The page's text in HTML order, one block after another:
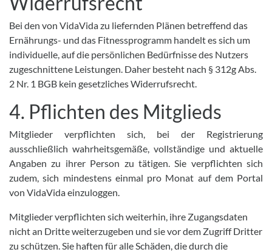
Bei den von VidaVida zu liefernden Plänen betreffend das
Ernährungs- und das Fitnessprogramm handelt es sich um
individuelle, auf die persönlichen Bedürfnisse des Nutzers
zugeschnittene Leistungen. Daher besteht nach § 312g Abs.
2 Nr. 1 BGB kein gesetzliches Widerrufsrecht.
4. Pflichten des Mitglieds
Mitglieder verpflichten sich, bei der Registrierung
ausschließlich wahrheitsgemäße, vollständige und aktuelle
Angaben zu ihrer Person zu tätigen. Sie verpflichten sich
zudem, sich mindestens einmal pro Monat auf dem Portal
von VidaVida einzuloggen.
Mitglieder verpflichten sich weiterhin, ihre Zugangsdaten
nicht an Dritte weiterzugeben und sie vor dem Zugriff Dritter
zu schützen. Sie haften für alle Schäden, die durch die